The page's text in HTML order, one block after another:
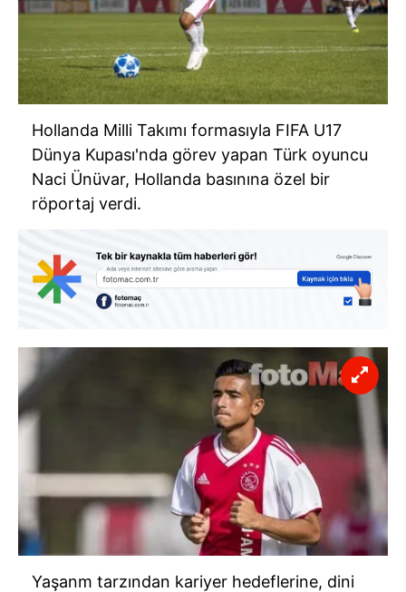
Hollanda Milli Takımı formasıyla FIFA U17
Dünya Kupası'nda görev yapan Türk oyuncu
Naci Ünüvar, Hollanda basınına özel bir
röportaj verdi.
Yaşanm tarzından kariyer hedeflerine, dini